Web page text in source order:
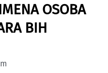
OSOBA
BIH